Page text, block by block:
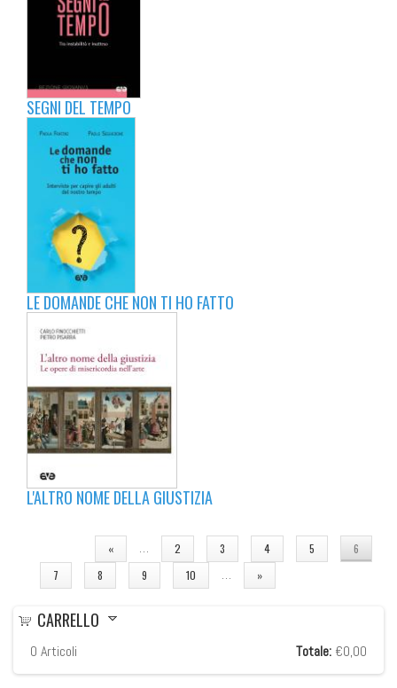
SEGNI DEL TEMPO
LE DOMANDE CHE NON TI HO FATTO
L'ALTRO NOME DELLA GIUSTIZIA
« … 2 3 4 5
6
7
8 9 10 … »
CARRELLO
0 Articoli Totale: €0,00